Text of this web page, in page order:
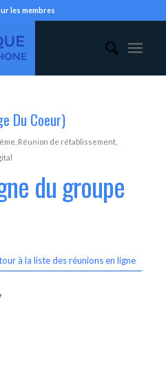
les membres
Du Coeur)
Réunion de rétablissement,
du groupe
à la liste des réunions en ligne